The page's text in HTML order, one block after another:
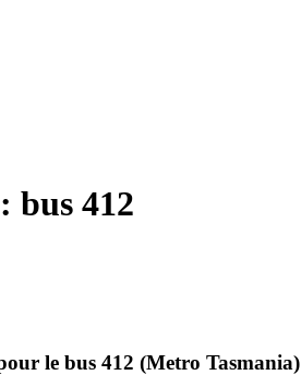
bus 412
le bus 412 (Metro Tasmania)